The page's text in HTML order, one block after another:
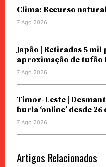
Clima: Recurso
7 Ago 2026
Japão | Retiradas 5 mil
aproximação de tufão
7 Ago 2026
Timor-Leste |
burla ‘online’ desde 26
7 Ago 2026
Artigos Relacionados